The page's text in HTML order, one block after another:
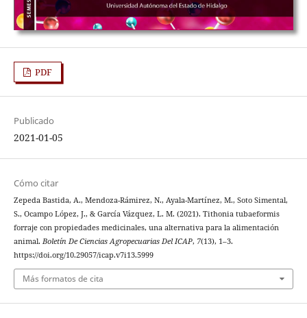
PDF
Publicado
2021-01-05
Cómo citar
Zepeda Bastida, A., Mendoza-Rámirez, N., Ayala-Martínez, M., Soto Simental,
S., Ocampo López, J., & García Vázquez, L. M. (2021). Tithonia tubaeformis
forraje con propiedades medicinales, una alternativa para la alimentación
animal. Boletín De Ciencias Agropecuarias Del ICAP, 7(13), 1–3.
https://doi.org/10.29057/icap.v7i13.5999
Más formatos de cita